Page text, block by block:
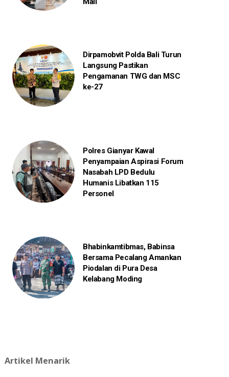
Dirpamobvit Polda Bali Turun
Langsung Pastikan
Pengamanan TWG dan MSC
ke-27
Polres Gianyar Kawal
Penyampaian Aspirasi Forum
Nasabah LPD Bedulu
Humanis Libatkan 115
Personel
Bhabinkamtibmas, Babinsa
Bersama Pecalang Amankan
Piodalan di Pura Desa
Kelabang Moding
Artikel Menarik